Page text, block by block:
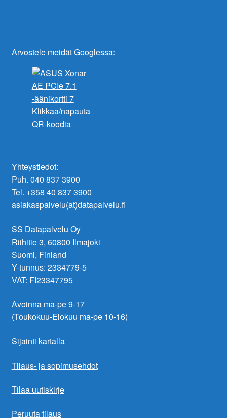
Arvostele meidät Googlessa:
Klikkaa/napauta
QR-koodia
Yhteystiedot:
Puh. 040 837 3900
Tel. +358 40 837 3900
asiakaspalvelu(at)datapalvelu.fi
SS Datapalvelu Oy
Riihitie 3, 60800 Ilmajoki
Suomi, Finland
Y-tunnus: 2334779-5
VAT: FI23347795
Avoinna ma-pe 9-17
(Toukokuu-Elokuu ma-pe 10-16)
Sijainti kartalla
Tilaus- ja sopimusehdot
Tilaa uutiskirje
Peruuta tilaus